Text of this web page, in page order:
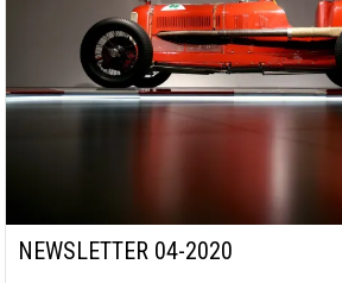
NEWSLETTER 04-2020